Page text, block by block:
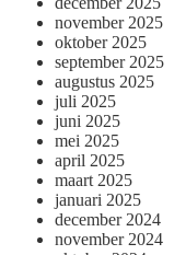
november 2025
oktober 2025
september 2025
augustus 2025
juli 2025
juni 2025
mei 2025
april 2025
maart 2025
januari 2025
december 2024
november 2024